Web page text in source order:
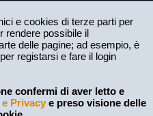
e cookies di terze parti per
rendere possibile il
delle pagine; ad esempio, è
registarsi e fare il login
confermi di aver letto e
Privacy e preso visione delle